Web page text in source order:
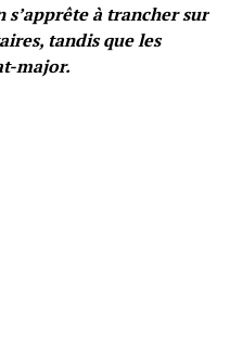
à trancher sur
tandis que les
major.